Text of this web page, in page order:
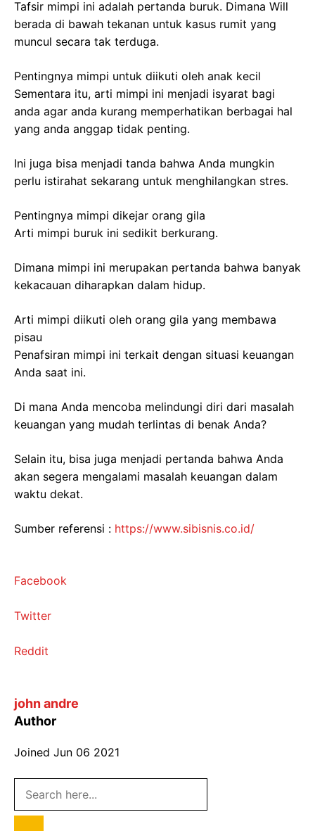
Tafsir mimpi ini adalah pertanda buruk. Dimana Will
berada di bawah tekanan untuk kasus rumit yang
muncul secara tak terduga.
Pentingnya mimpi untuk diikuti oleh anak kecil
Sementara itu, arti mimpi ini menjadi isyarat bagi
anda agar anda kurang memperhatikan berbagai hal
yang anda anggap tidak penting.
Ini juga bisa menjadi tanda bahwa Anda mungkin
perlu istirahat sekarang untuk menghilangkan stres.
Pentingnya mimpi dikejar orang gila
Arti mimpi buruk ini sedikit berkurang.
Dimana mimpi ini merupakan pertanda bahwa banyak
kekacauan diharapkan dalam hidup.
Arti mimpi diikuti oleh orang gila yang membawa
pisau
Penafsiran mimpi ini terkait dengan situasi keuangan
Anda saat ini.
Di mana Anda mencoba melindungi diri dari masalah
keuangan yang mudah terlintas di benak Anda?
Selain itu, bisa juga menjadi pertanda bahwa Anda
akan segera mengalami masalah keuangan dalam
waktu dekat.
Sumber referensi : https://www.sibisnis.co.id/
Facebook
Twitter
Reddit
john andre
Author
Joined Jun 06 2021